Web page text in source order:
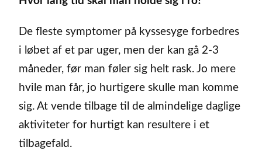
De fleste symptomer på kyssesyge forbedres
i løbet af et par uger, men der kan gå 2-3
måneder, før man føler sig helt rask. Jo mere
hvile man får, jo hurtigere skulle man komme
sig. At vende tilbage til de almindelige daglige
aktiviteter for hurtigt kan resultere i et
tilbagefald.